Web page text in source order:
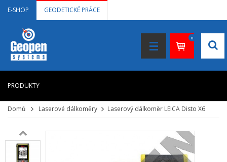
E-SHOP GEODETICKÉ PRÁCE
0
PRODUKTY
HOME
LASEROVÉ DÁLKOMĚRY
NIVELAČNÍ PŘÍSTROJE
Domů Laserové dálkoměry Laserový dálkoměr LEICA Disto X6